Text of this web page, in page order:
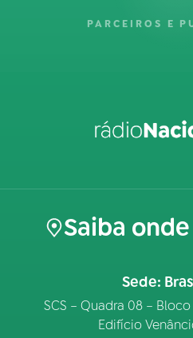
PARCEIROS E
Saiba
Sede:
SCS – Quadra 08 –
Edifício